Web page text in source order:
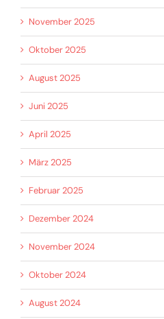
November 2025
Oktober 2025
August 2025
Juni 2025
April 2025
März 2025
Februar 2025
Dezember 2024
November 2024
Oktober 2024
August 2024